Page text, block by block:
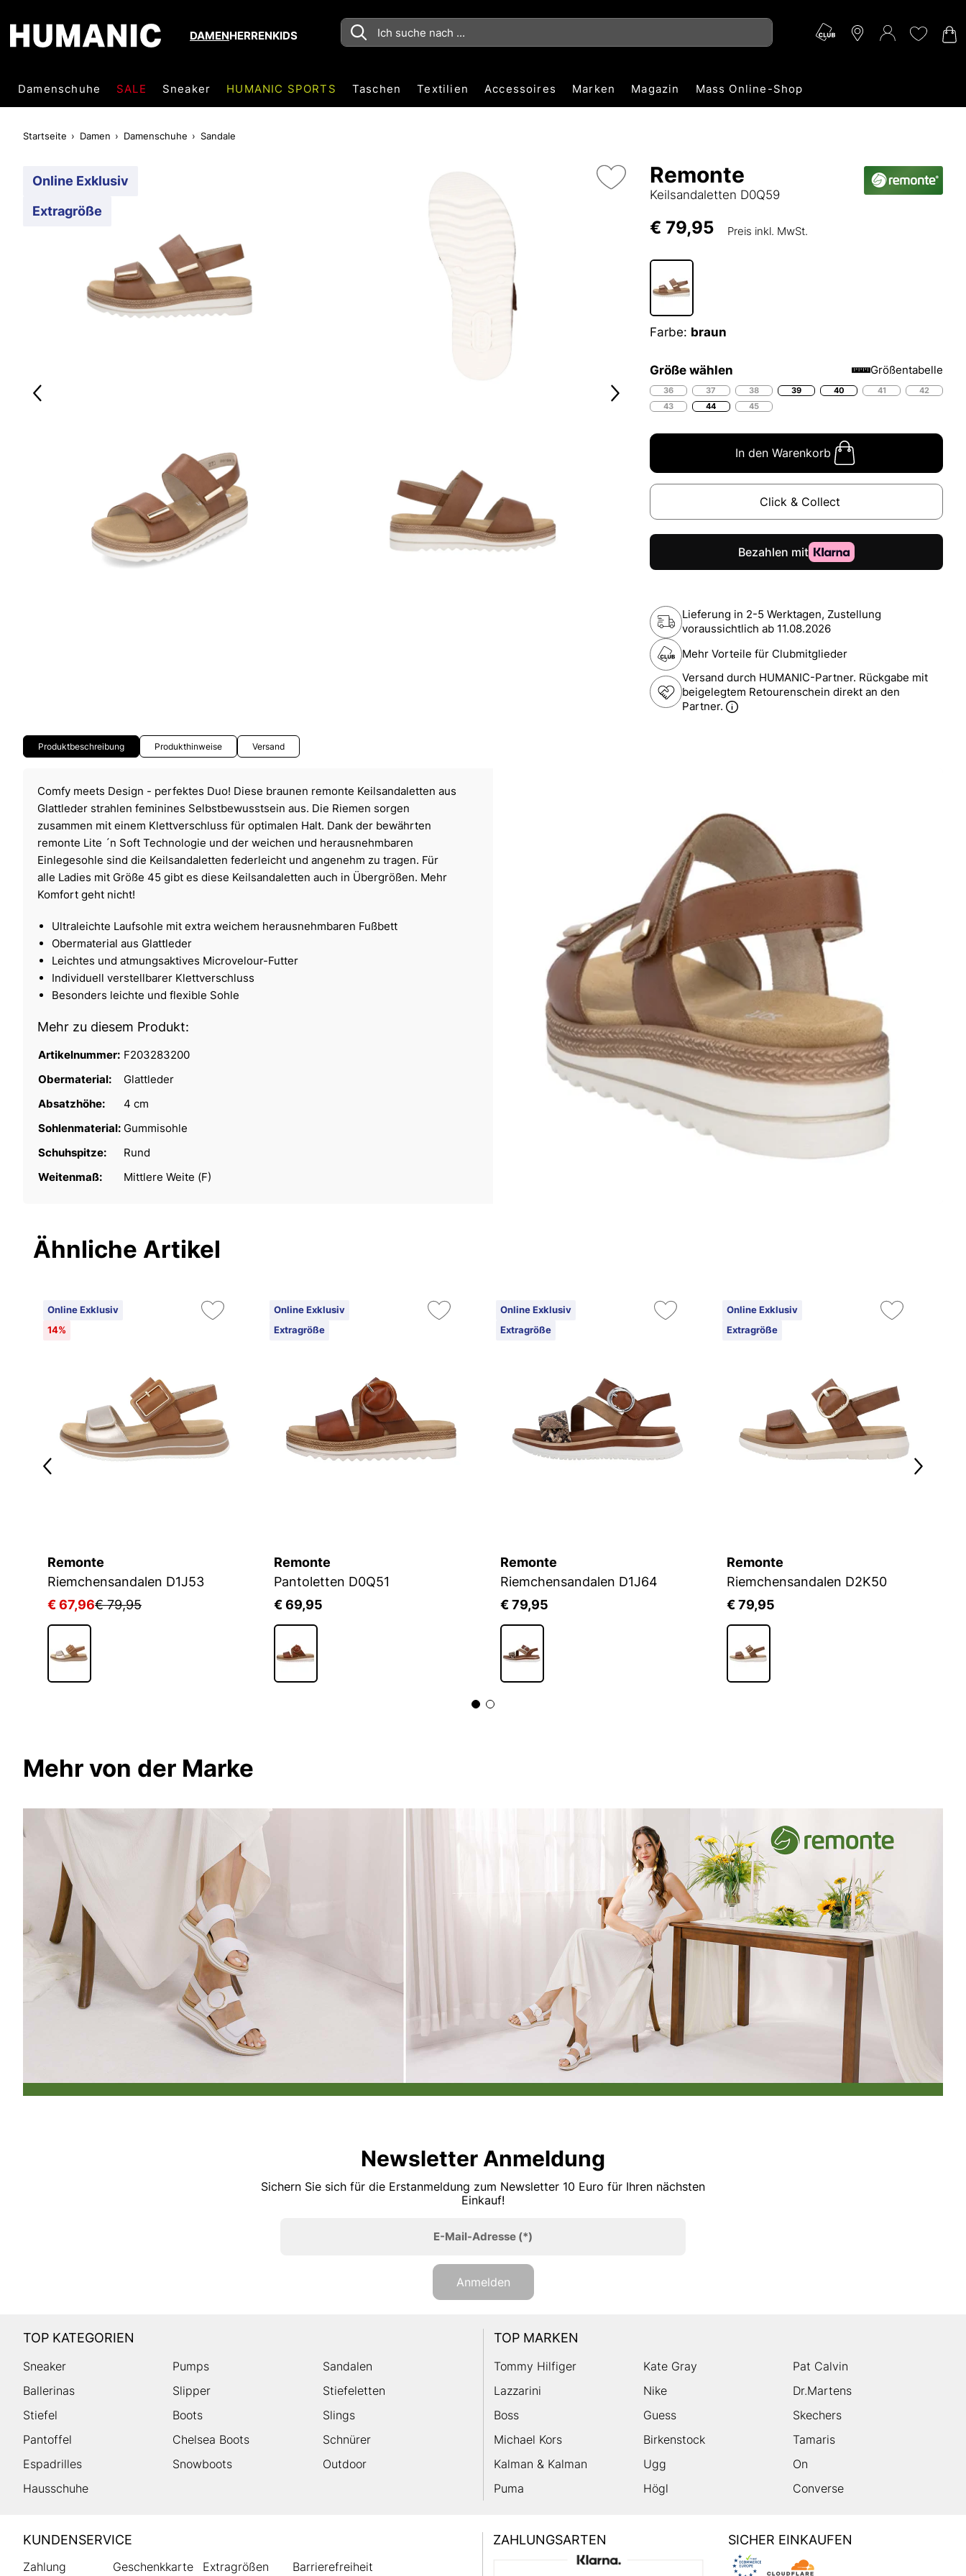
DAMENHERRENKIDS
Damenschuhe SALE Sneaker HUMANIC SPORTS Taschen Textilien Accessoires Marken Magazin Mass Online-Shop
Startseite Damen Damenschuhe Sandale
Online Exklusiv
Extragröße
Remonte
Keilsandaletten D0Q59
€ 79,95 Preis inkl. MwSt.
Farbe: braun
Größe wählen Größentabelle
36 37 38 39 40 41
42
43
44 45
In den Warenkorb
Click & Collect
Lieferung in 2-5 Werktagen, Zustellung
voraussichtlich ab 11.08.2026
Mehr Vorteile für Clubmitglieder
Versand durch HUMANIC-Partner. Rückgabe mit
beigelegtem Retourenschein direkt an den
Partner.
Produktbeschreibung Produkthinweise Versand
Comfy meets Design - perfektes Duo! Diese braunen remonte Keilsandaletten aus
Glattleder strahlen feminines Selbstbewusstsein aus. Die Riemen sorgen
zusammen mit einem Klettverschluss für optimalen Halt. Dank der bewährten
remonte Lite ´n Soft Technologie und der weichen und herausnehmbaren
Einlegesohle sind die Keilsandaletten federleicht und angenehm zu tragen. Für
alle Ladies mit Größe 45 gibt es diese Keilsandaletten auch in Übergrößen. Mehr
Komfort geht nicht!
Ultraleichte Laufsohle mit extra weichem herausnehmbaren Fußbett
Obermaterial aus Glattleder
Leichtes und atmungsaktives Microvelour-Futter
Individuell verstellbarer Klettverschluss
Besonders leichte und flexible Sohle
Mehr zu diesem Produkt:
Artikelnummer: F203283200
Obermaterial:
Glattleder
Absatzhöhe:
4 cm
Sohlenmaterial: Gummisohle
Schuhspitze:
Rund
Weitenmaß:
Mittlere Weite (F)
Ähnliche Artikel
Online Exklusiv
14%
Remonte
Riemchensandalen D1J53
€ 67,96€ 79,95
Online Exklusiv
Extragröße
Remonte
Pantoletten D0Q51
€ 69,95
Online Exklusiv
Extragröße
Remonte
Riemchensandalen D1J64
€ 79,95
Online Exklusiv
Extragröße
Remonte
Riemchensandalen D2K50
€ 79,95
Mehr von der Marke
Newsletter Anmeldung
Sichern Sie sich für die Erstanmeldung zum Newsletter 10 Euro für Ihren nächsten
Einkauf!
E-Mail-Adresse(*)
Anmelden
TOP KATEGORIEN
Sneaker Pumps
Sandalen
Ballerinas
Slipper
Stiefeletten
Stiefel
Boots
Slings
Pantoffel
Chelsea Boots
Schnürer
Espadrilles
Snowboots
Outdoor
Hausschuhe
TOP MARKEN
Tommy Hilfiger Kate Gray
Pat Calvin
Lazzarini
Nike
Dr.Martens
Boss
Guess
Skechers
Michael Kors
Birkenstock
Tamaris
Kalman & Kalman
Ugg
On
Puma
Högl Converse
HUMANIC
Footer
KUNDENSERVICE
Zahlung Geschenkkarte Extragrößen Barrierefreiheit
ZAHLUNGSARTEN SICHER EINKAUFEN